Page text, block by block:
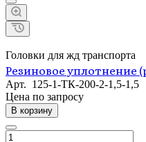
Головки для жд транспорта
Резиновое уплотнение
Арт. 125-1-ТК-200-2-1,5-1,5
Цена по запросу
В корзину